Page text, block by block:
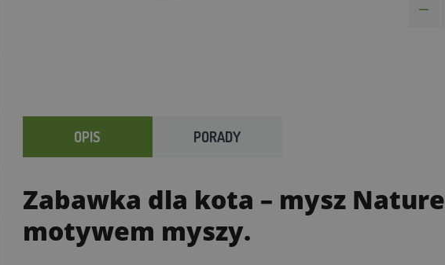
OPIS PORADY
Zabawka dla kota – mysz Nature
motywem myszy.